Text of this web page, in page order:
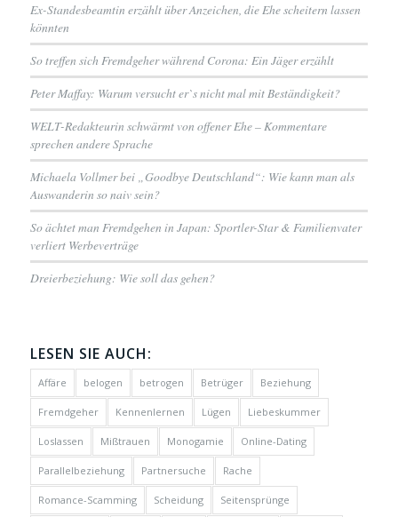
Ex-Standesbeamtin erzählt über Anzeichen, die Ehe scheitern lassen
könnten
So treffen sich Fremdgeher während Corona: Ein Jäger erzählt
Peter Maffay: Warum versucht er`s nicht mal mit Beständigkeit?
WELT-Redakteurin schwärmt von offener Ehe – Kommentare
sprechen andere Sprache
Michaela Vollmer bei „Goodbye Deutschland“: Wie kann man als
Auswanderin so naiv sein?
So ächtet man Fremdgehen in Japan: Sportler-Star & Familienvater
verliert Werbeverträge
Dreierbeziehung: Wie soll das gehen?
LESEN SIE AUCH:
Affäre belogen betrogen Betrüger Beziehung
Fremdgeher Kennenlernen Lügen Liebeskummer
Loslassen Mißtrauen Monogamie Online-Dating
Parallelbeziehung Partnersuche Rache
Romance-Scamming Scheidung Seitensprünge